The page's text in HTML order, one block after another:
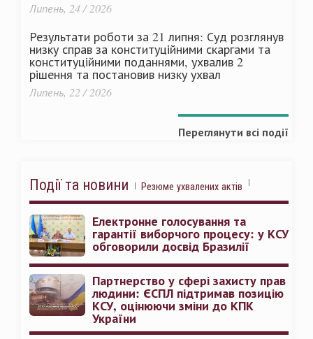
Липень, 24 / 2026
Результати роботи за 21 липня: Суд розглянув
низку справ за конституційними скаргами та
конституційними поданнями, ухвалив 2
рішення та постановив низку ухвал
Липень, 22 / 2026
Переглянути всі події
Події та новини Резюме ухвалених актів
Електронне голосування та
гарантії виборчого процесу: у КСУ
обговорили досвід Бразилії
Партнерство у сфері захисту прав
людини: ЄСПЛ підтримав позицію
КСУ, оцінюючи зміни до КПК
України